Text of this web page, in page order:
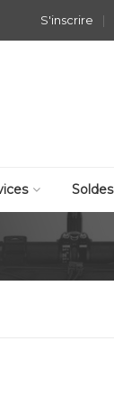
|
S'inscrire
Soldes